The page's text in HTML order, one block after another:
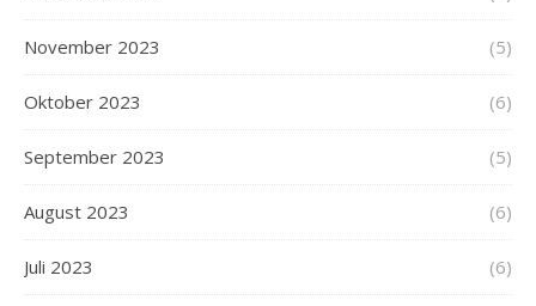
November 2023 (5)
Oktober 2023 (6)
September 2023 (5)
August 2023 (6)
Juli 2023 (6)